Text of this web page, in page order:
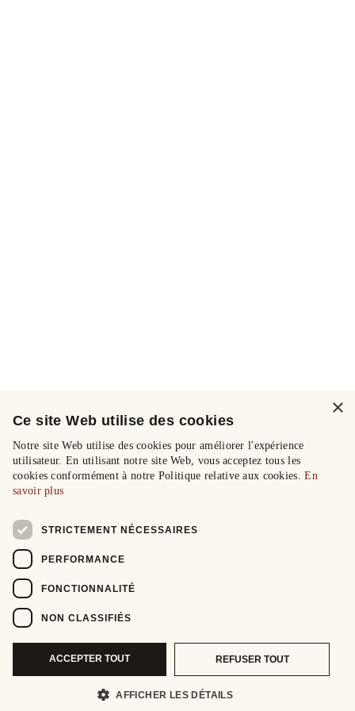
×
Ce site Web utilise des cookies
Notre site Web utilise des cookies pour améliorer l'expérience
utilisateur. En utilisant notre site Web, vous acceptez tous les
cookies conformément à notre Politique relative aux cookies.En
savoir plus
STRICTEMENT NÉCESSAIRES
PERFORMANCE
FONCTIONNALITÉ
NON CLASSIFIÉS
ACCEPTER TOUT REFUSER TOUT
AFFICHER LES DÉTAILS